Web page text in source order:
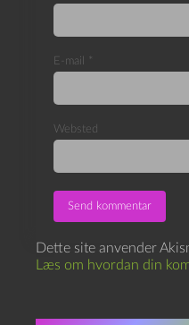
E-mail *
Websted
Dette site anvender
Læs om hvordan din